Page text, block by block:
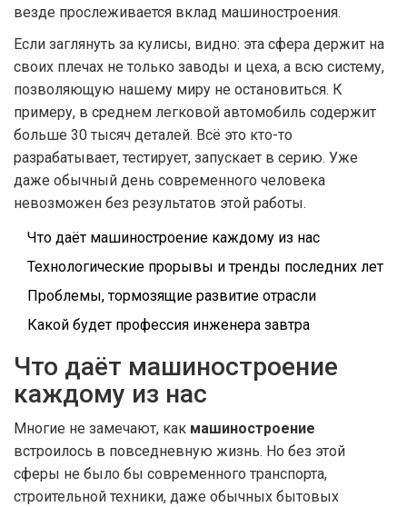
везде прослеживается вклад машиностроения.
Если заглянуть за кулисы, видно: эта сфера держит на
своих плечах не только заводы и цеха, а всю систему,
позволяющую нашему миру не остановиться. К
примеру, в среднем легковой автомобиль содержит
больше 30 тысяч деталей. Всё это кто-то
разрабатывает, тестирует, запускает в серию. Уже
даже обычный день современного человека
невозможен без результатов этой работы.
Что даёт машиностроение каждому из нас
Технологические прорывы и тренды последних лет
Проблемы, тормозящие развитие отрасли
Какой будет профессия инженера завтра
Что даёт машиностроение
каждому из нас
Многие не замечают, как машиностроение
встроилось в повседневную жизнь. Но без этой
сферы не было бы современного транспорта,
строительной техники, даже обычных бытовых